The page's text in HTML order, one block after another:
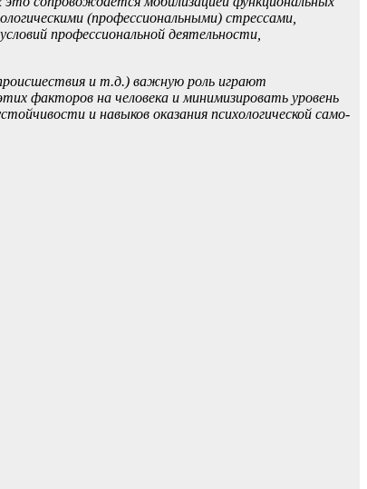
(профессиональными) стрессами,
профессиональной деятельности,
и т.д.) важную роль играют
факторов на человека и минимизировать уровень
и навыков оказания психологической само-